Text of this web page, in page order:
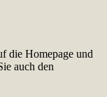
die Homepage und
auch den